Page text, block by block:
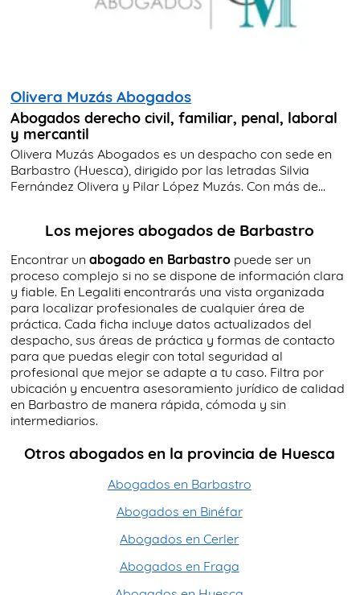
Olivera Muzás Abogados
Abogados derecho civil, familiar, penal, laboral
y mercantil
Olivera Muzás Abogados es un despacho con sede en
Barbastro (Huesca), dirigido por las letradas Silvia
Fernández Olivera y Pilar López Muzás. Con más de...
Los mejores abogados de Barbastro
Encontrar un abogado en Barbastro puede ser un
proceso complejo si no se dispone de información clara
y fiable. En Legaliti encontrarás una vista organizada
para localizar profesionales de cualquier área de
práctica. Cada ficha incluye datos actualizados del
despacho, sus áreas de práctica y formas de contacto
para que puedas elegir con total seguridad al
profesional que mejor se adapte a tu caso. Filtra por
ubicación y encuentra asesoramiento jurídico de calidad
en Barbastro de manera rápida, cómoda y sin
intermediarios.
Otros abogados en la provincia de Huesca
Abogados en Barbastro
Abogados en Binéfar
Abogados en Cerler
Abogados en Fraga